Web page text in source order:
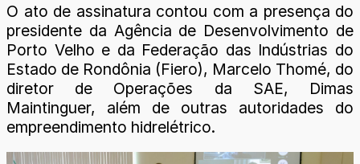
O ato de assinatura contou com a presença do
presidente da Agência de Desenvolvimento de
Porto Velho e da Federação das Indústrias do
Estado de Rondônia (Fiero), Marcelo Thomé, do
diretor de Operações da SAE, Dimas
Maintinguer, além de outras autoridades do
empreendimento hidrelétrico.